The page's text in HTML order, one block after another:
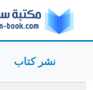
نشر كتاب